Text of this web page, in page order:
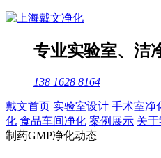
专业实验室、 洁
138 1628 8164
戴文首页 实验室设计 手术室净
化 食品车间净化 案例展示 关
制药GMP净化动态